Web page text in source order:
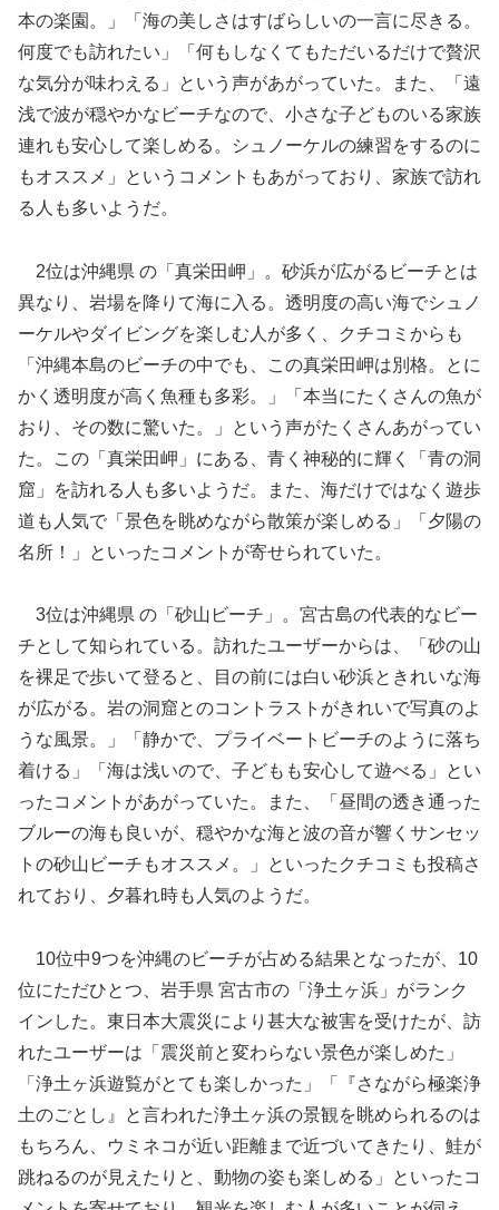
本の楽園。」「海の美しさはすばらしいの一言に尽きる。
何度でも訪れたい」「何もしなくてもただいるだけで贅沢
な気分が味わえる」という声があがっていた。また、「遠
浅で波が穏やかなビーチなので、小さな子どものいる家族
連れも安心して楽しめる。シュノーケルの練習をするのに
もオススメ」というコメントもあがっており、家族で訪れ
る人も多いようだ。
2位は沖縄県 の「真栄田岬」。砂浜が広がるビーチとは
異なり、岩場を降りて海に入る。透明度の高い海でシュノ
ーケルやダイビングを楽しむ人が多く、クチコミからも
「沖縄本島のビーチの中でも、この真栄田岬は別格。とに
かく透明度が高く魚種も多彩。」「本当にたくさんの魚が
おり、その数に驚いた。」という声がたくさんあがってい
た。この「真栄田岬」にある、青く神秘的に輝く「青の洞
窟」を訪れる人も多いようだ。また、海だけではなく遊歩
道も人気で「景色を眺めながら散策が楽しめる」「夕陽の
名所！」といったコメントが寄せられていた。
3位は沖縄県 の「砂山ビーチ」。宮古島の代表的なビー
チとして知られている。訪れたユーザーからは、「砂の山
を裸足で歩いて登ると、目の前には白い砂浜ときれいな海
が広がる。岩の洞窟とのコントラストがきれいで写真のよ
うな風景。」「静かで、プライベートビーチのように落ち
着ける」「海は浅いので、子どもも安心して遊べる」とい
ったコメントがあがっていた。また、「昼間の透き通った
ブルーの海も良いが、穏やかな海と波の音が響くサンセッ
トの砂山ビーチもオススメ。」といったクチコミも投稿さ
れており、夕暮れ時も人気のようだ。
10位中9つを沖縄のビーチが占める結果となったが、10
位にただひとつ、岩手県 宮古市の「浄土ヶ浜」がランク
インした。東日本大震災により甚大な被害を受けたが、訪
れたユーザーは「震災前と変わらない景色が楽しめた」
「浄土ヶ浜遊覧がとても楽しかった」「『さながら極楽浄
土のごとし』と言われた浄土ヶ浜の景観を眺められるのは
もちろん、ウミネコが近い距離まで近づいてきたり、鮭が
跳ねるのが見えたりと、動物の姿も楽しめる」といったコ